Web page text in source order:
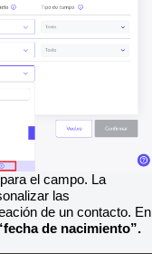
el campo. La
las
de un contacto. En
de nacimiento”.